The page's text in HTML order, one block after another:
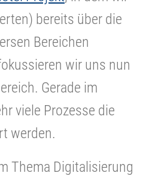
bereits über die
Bereichen
wir uns nun
Gerade im
viele Prozesse die
werden.
Thema Digitalisierung